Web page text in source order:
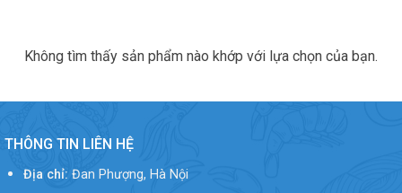
Không tìm thấy sản phẩm nào khớp với lựa chọn của bạn.
THÔNG TIN LIÊN HỆ
Địa chỉ: Đan Phượng, Hà Nội